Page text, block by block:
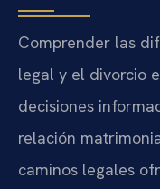
Comprender las
legal y el divorcio
decisiones
relación
caminos legales